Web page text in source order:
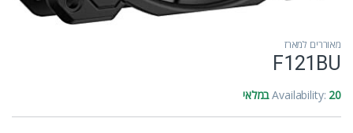
מאוררים למארז
F121BU
Availability: 20 במלאי